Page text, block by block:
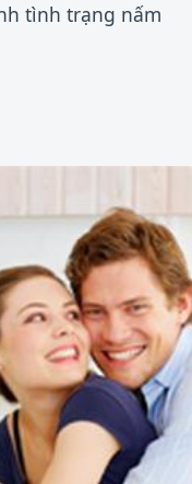
tình trạng nấm